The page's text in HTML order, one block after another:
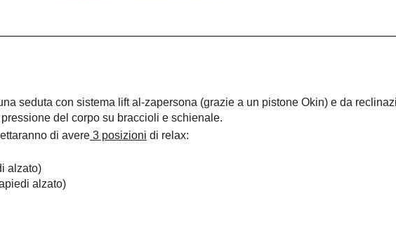
seduta con sistema lift al-zapersona (grazie a un pistone Okin) e da
del corpo su braccioli e schienale.
di avere 3 posizioni di relax:
alzato)
alzato)